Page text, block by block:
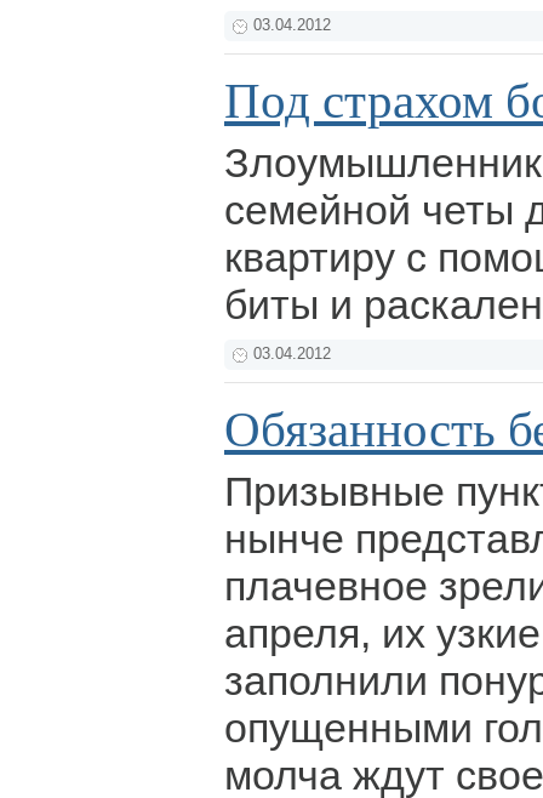
03.04.2012
Под страхом
семейной четы
квартиру с
биты и
03.04.2012
Обязанность
Призывные
нынче
плачевное
апреля, их
заполнили
опущенными
молча ждут